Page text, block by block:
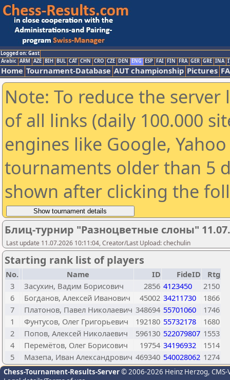
Logged on: Gast
Arabic ARM AZE BIH BUL CAT CHN CRO CZE DEN ENG ESP FAI FIN FRA GER GRE INA
Home Tournament-Database AUT championship Pictures
Note: To reduce the
of all links (daily 100.000
engines like Google,
tournaments older than 5
shown after clicking the
Блиц-турнир "Разноцветные слоны"
Last update 11.07.2026 10:11:04, Creator/Last Upload: chechulin
Starting rank list of players
No. Name ID FideID
Rtg
3
Засухин, Вадим Борисович 2856 4123450
2150
6
Богданов, Алексей Иванович 45002 34211730
1866
7
Платонов, Павел Николаевич 348694 55701060
1746
1
Фунтусов, Олег Григорьевич 192180 55732178
1680
2
Попов, Алексей Николаевич 596130 522079807 1553
4
Перемётов, Олег Борисович 19754 34196932
1514
5
Мазепа, Иван Александрович 469340 540028062 1274
Chess-Tournament-Results-Server© 2006-2026 Heinz Herzog,